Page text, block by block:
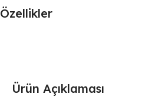
Ürün Açıklaması
Özellikler